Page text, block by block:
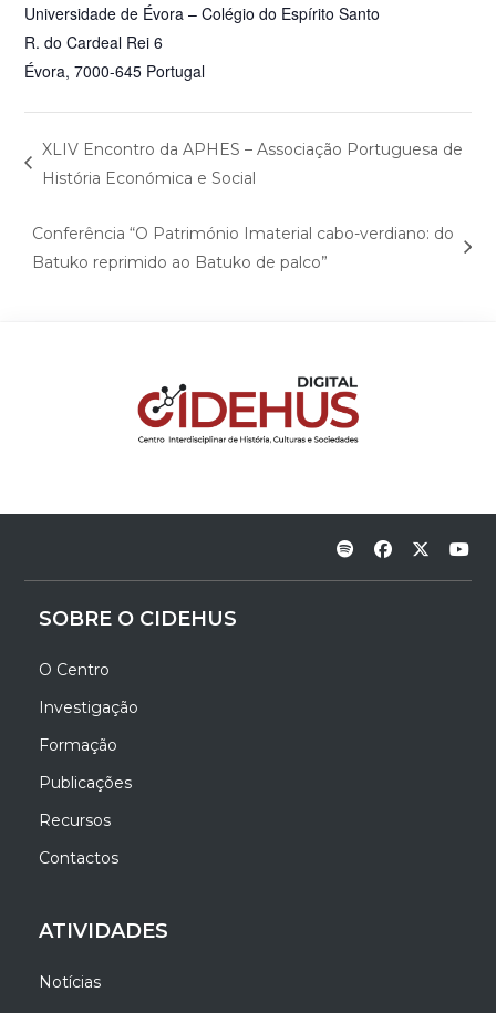
Universidade de Évora – Colégio do Espírito Santo
R. do Cardeal Rei 6
Évora, 7000-645 Portugal
XLIV Encontro da APHES – Associação Portuguesa de
História Económica e Social
Conferência “O Património Imaterial cabo-verdiano: do
Batuko reprimido ao Batuko de palco”
SOBRE O CIDEHUS
O Centro
Investigação
Formação
Publicações
Recursos
Contactos
ATIVIDADES
Notícias